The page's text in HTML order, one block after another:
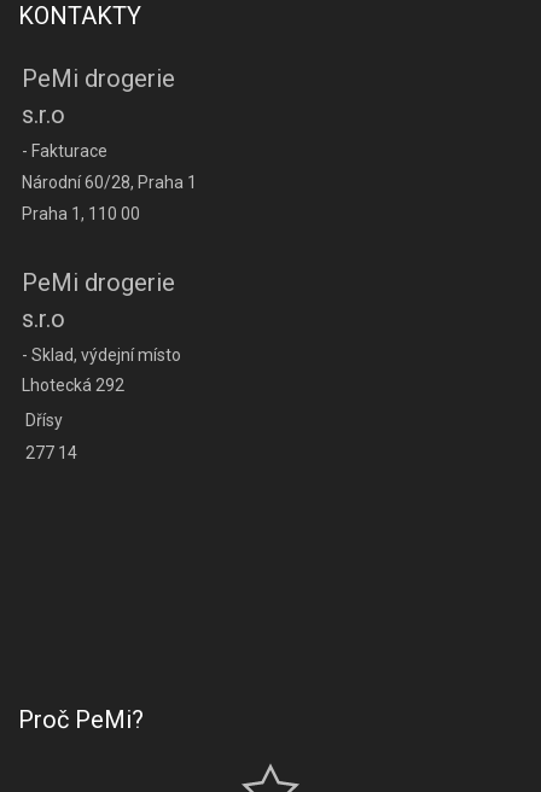
KONTAKTY
PeMi drogerie
s.r.o
- Fakturace
Národní 60/28, Praha 1
Praha 1, 110 00
PeMi drogerie
s.r.o
- Sklad, výdejní místo
Lhotecká 292
Dřísy
277 14
Proč PeMi?